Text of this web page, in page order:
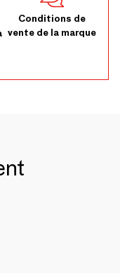
Conditions de
vente de la marque